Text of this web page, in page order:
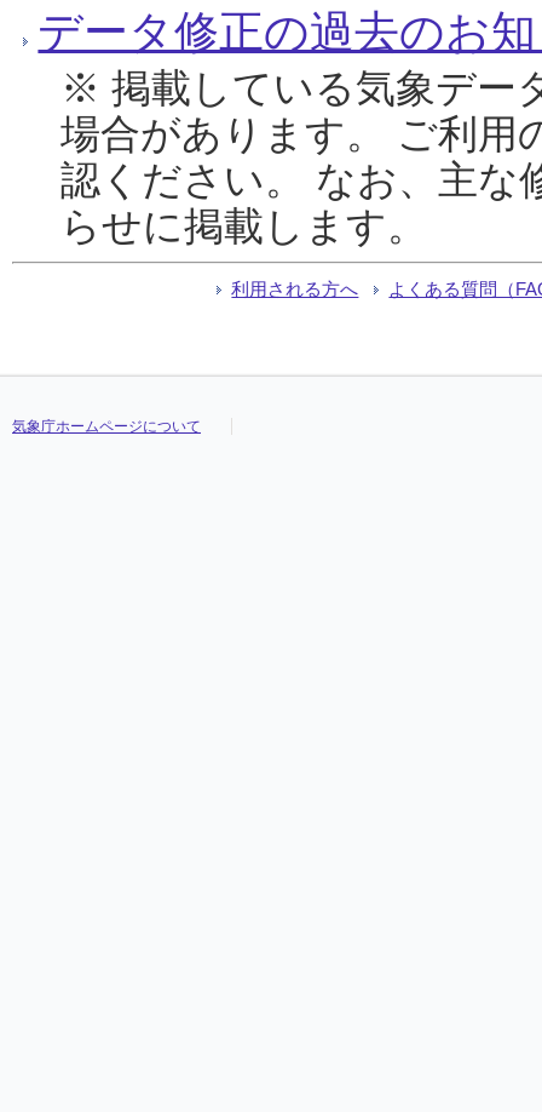
データ修正の過去のお
※ 掲載している気象デー
場合があります。 ご利用
認ください。 なお、主な
らせに掲載します。
利用される方へ よくある質問（
気象庁ホームページについて